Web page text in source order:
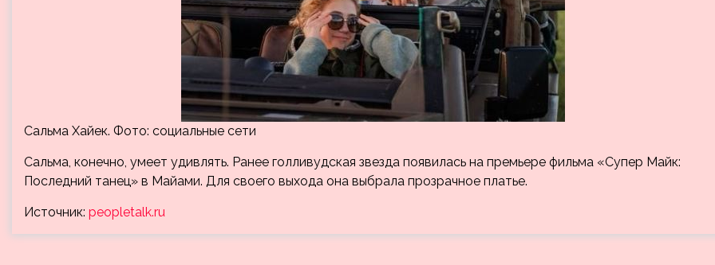
Сальма Хайек. Фото: социальные сети
Сальма, конечно, умеет удивлять. Ранее голливудская звезда появилась на премьере фильма «Супер Майк:
Последний танец» в Майами. Для своего выхода она выбрала прозрачное платье.
Источник: peopletalk.ru